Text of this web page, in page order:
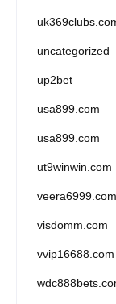
uncategorized
up2bet
usa899.com
usa899.com
ut9winwin.com
veera6999.com
visdomm.com
vvip16688.com